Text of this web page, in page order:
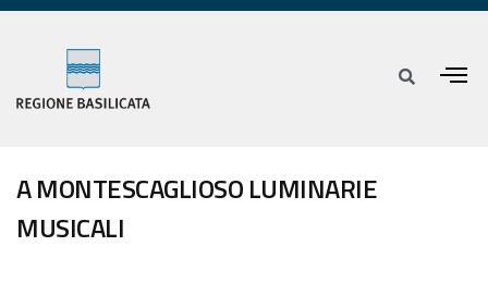
A MONTESCAGLIOSO LUMINARIE
MUSICALI